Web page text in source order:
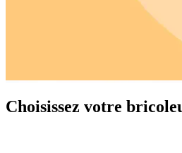
Choisissez votre